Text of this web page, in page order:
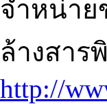
จำหน่า
ล้างสาร
http://